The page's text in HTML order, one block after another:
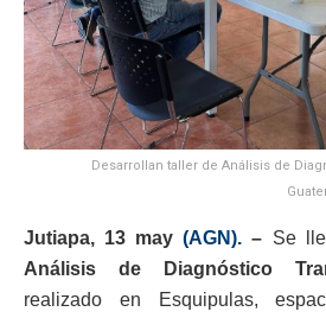
Desarrollan taller de Análisis de
Jutiapa, 13 may(AGN). – Se
Análisis de Diagnóstico
realizado en Esquipulas,